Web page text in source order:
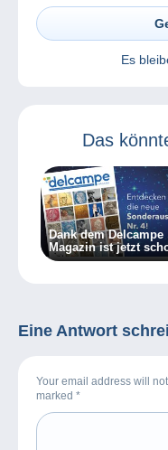
Es
Das
Dank dem Delcampe
Magazin ist jetzt
Weihnachten!
Eine Antwort
Your email address will
marked *